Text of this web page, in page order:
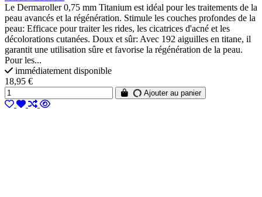
Le Dermaroller 0,75 mm Titanium est idéal pour les traitements de la
peau avancés et la régénération. Stimule les couches profondes de la
peau: Efficace pour traiter les rides, les cicatrices d'acné et les
décolorations cutanées. Doux et sûr: Avec 192 aiguilles en titane, il
garantit une utilisation sûre et favorise la régénération de la peau.
Pour les...
immédiatement disponible
18,95 €
Ajouter au panier